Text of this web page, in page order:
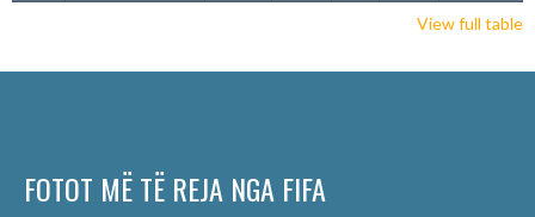
View full table
FOTOT MË TË REJA NGA FIFA